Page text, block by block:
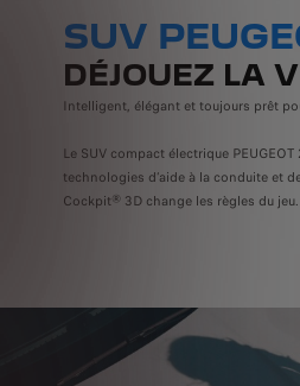
SUV
DÉJOUEZ LA
Intelligent, élégant et toujours prêt
Le SUV compact électrique
technologies d’aide à la conduite et
Cockpit® 3D change les règles du jeu.